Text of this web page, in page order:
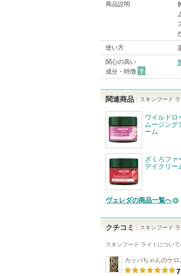
商品説明
使い方
関心の高い
成分・特徴 ?
関連商品 スキンフード ラ
ワイルドロ
ムージング
ーム
ざくろファ
デイクリー
ヴェレダの商品一覧へ
クチコミ スキンフード ラ
スキンフード ライト につい
カッパちゃんのケロ
7